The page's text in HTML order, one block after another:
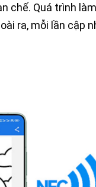
chế. Quá trình
ra, mỗi lần